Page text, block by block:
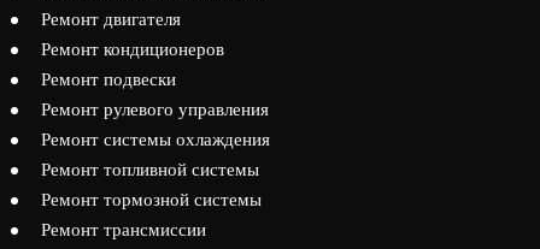
Ремонт двигателя
Ремонт кондиционеров
Ремонт подвески
Ремонт рулевого управления
Ремонт системы охлаждения
Ремонт топливной системы
Ремонт тормозной системы
Ремонт трансмиссии